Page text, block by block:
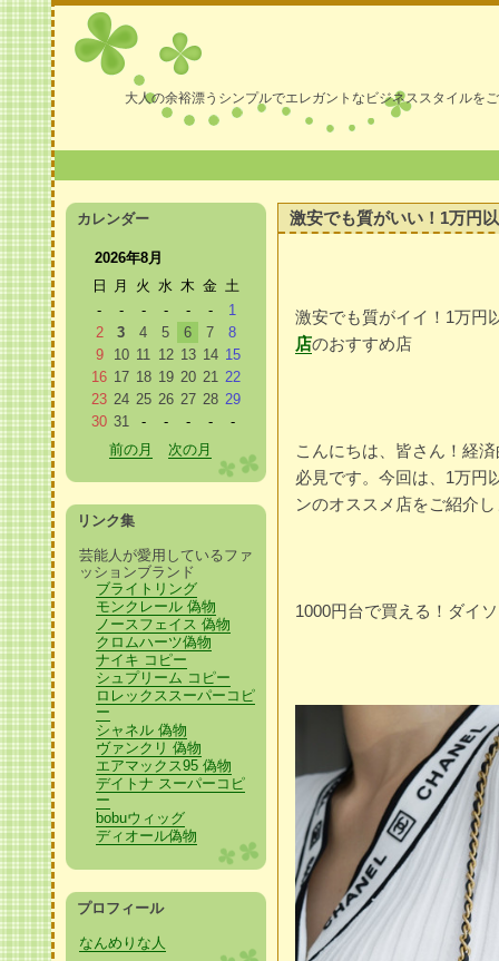
大人の余裕漂うシンプルでエレガントなビジネススタイルを
激安でも質がいい！1万円
激安でも質がイイ！1万円
店のおすすめ店
こんにちは、皆さん！経
必見です。今回は、1万円
ンのオススメ店をご紹介
1000円台で買える！ダイ
カレンダー
2026年8月
日
月 火 水 木 金 土
-
- - - - -
1
2
3 4 5 6 7
8
9
10 11 12 13 14 15
16 17 18 19 20 21 22
23 24 25 26 27 28 29
30 31 - - - -
-
前の月
次の月
リンク集
芸能人が愛用しているファ
ッションブランド
ブライトリング
モンクレール 偽物
ノースフェイス 偽物
クロムハーツ偽物
ナイキ コピー
シュプリーム コピー
ロレックススーパーコピ
ー
シャネル 偽物
ヴァンクリ 偽物
エアマックス95 偽物
デイトナ スーパーコピ
ー
bobuウィッグ
ディオール偽物
プロフィール
なんめりな人